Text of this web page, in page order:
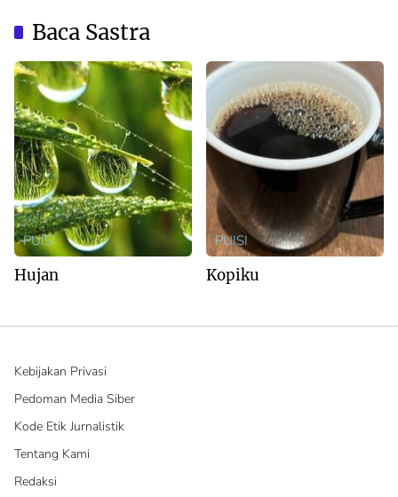
Baca Sastra
PUISI
Hujan
PUISI
Kopiku
Kebijakan Privasi
Pedoman Media Siber
Kode Etik Jurnalistik
Tentang Kami
Redaksi